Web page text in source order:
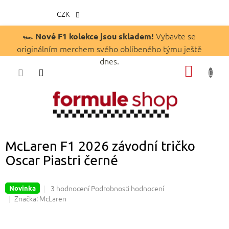
obsah
🏎️ Nové F1 kolekce jsou skladem! Vybavte se
originálním merchem svého oblíbeného týmu ještě
dnes.
CZK
McLaren F1 2026 závodní tričko
Oscar Piastri černé
Novinka
Průměrné
hodnocení
3 hodnoceníPodrobnosti hodnocení
Značka: McLaren